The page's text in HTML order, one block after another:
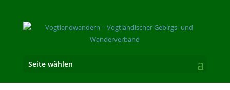
Seite wählen